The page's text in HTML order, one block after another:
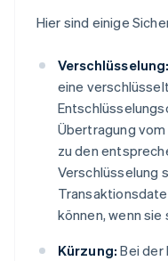
Hier sind einige
Verschlüsselung:
eine
Übertragung
zu den
Verschlüsselung
können, wenn sie
Kürzung: Bei der